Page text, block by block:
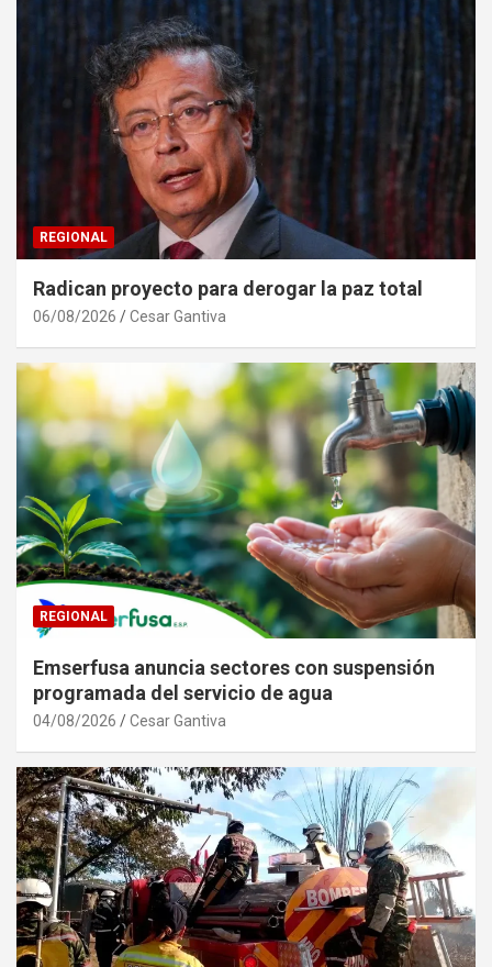
REGIONAL
Radican proyecto para derogar la paz total
06/08/2026 Cesar Gantiva
REGIONAL
Emserfusa anuncia sectores con suspensión
programada del servicio de agua
04/08/2026 Cesar Gantiva